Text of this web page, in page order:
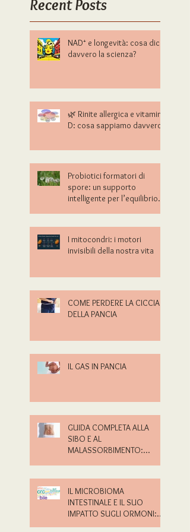
Recent Posts
NAD⁺ e longevità: cosa dice
davvero la scienza?
🌿 Rinite allergica e vitamina
D: cosa sappiamo davvero?
Probiotici formatori di
spore: un supporto
intelligente per l’equilibrio
I mitocondri: i motori
invisibili della nostra vita
COME PERDERE LA CICCIA
DELLA PANCIA
IL GAS IN PANCIA
GUIDA COMPLETA ALLA
SIBO E AL
MALASSORBIMENTO:
IL MICROBIOMA
INTESTINALE E IL SUO
IMPATTO SUGLI ORMONI: